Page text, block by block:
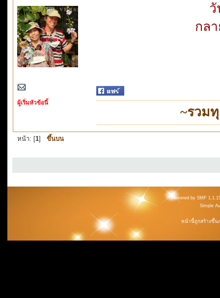
ผู้เริ่มหัวข้อนี้
กล
~รวม
หน้า: [1] ขึ้นบน
Powered by SMF
Simple
หน้านี้ถูกสร้างขึ้น